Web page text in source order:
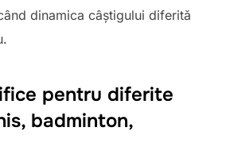
dinamica câștigului diferită
pentru diferite
badminton,